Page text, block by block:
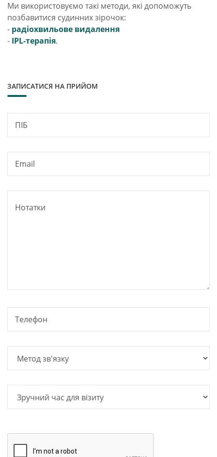
Ми використовуємо такі методи, які допоможуть
позбавитися судинних зірочок:
- радіохвильове видалення
- IPL-терапія.
ЗАПИСАТИСЯ НА ПРИЙОМ